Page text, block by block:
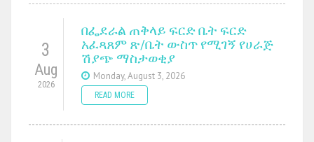
3
Aug
2026
በፌደራል ጠቅላይ ፍርድ ቤት ፍርድ
አፈጻጸም ጽ/ቤት ውስጥ የሚገኝ የሀራጅ
ሽያጭ ማስታወቂያ
Monday, August 3, 2026
READ MORE